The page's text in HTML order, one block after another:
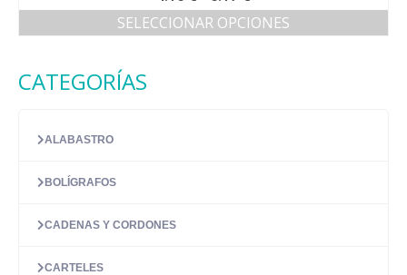
5.00de 5
de
precios:
SELECCIONAR OPCIONES
CATEGORÍAS
ALABASTRO
BOLÍGRAFOS
CADENAS Y CORDONES
CARTELES